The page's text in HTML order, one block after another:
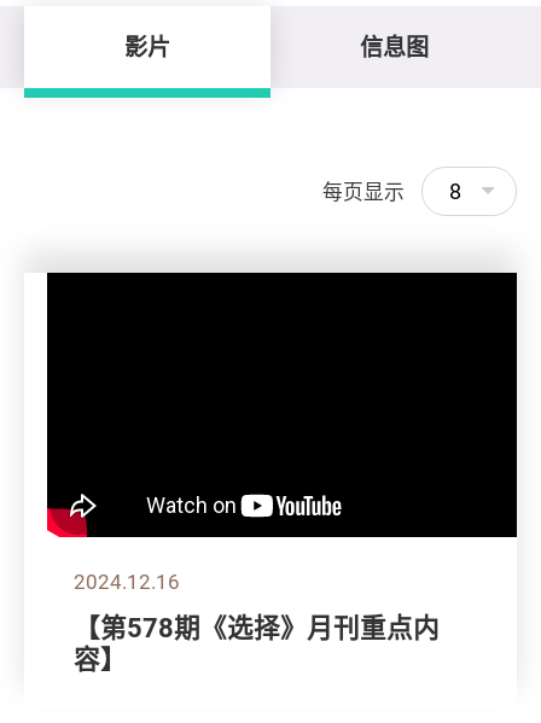
影片 信息图
每页显示 8
2024.12.16
【第578期《选择》月刊重点内
容】